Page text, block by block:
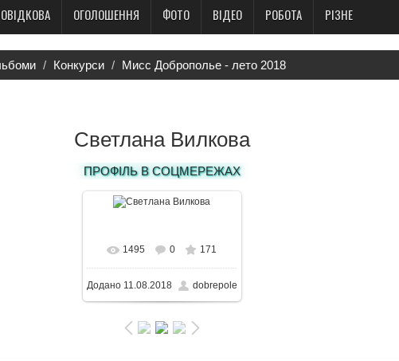
ОГОЛОШЕННЯ ФОТО ВІДЕО РОБОТА РІЗНЕ
Конкурси Мисс Доброполье - лето 2018
Светлана Вилкова
ПРОФІЛЬ В СОЦМЕРЕЖАХ
488x650/ 64.8KB
1495 0 171
Додано11.08.2018 dobrepole